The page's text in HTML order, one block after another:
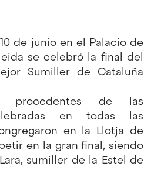
de junio en el Palacio de
se celebró la final del
Sumiller de Cataluña
procedentes de las
en todas las
en la Llotja de
en la gran final, siendo
sumiller de la Estel de